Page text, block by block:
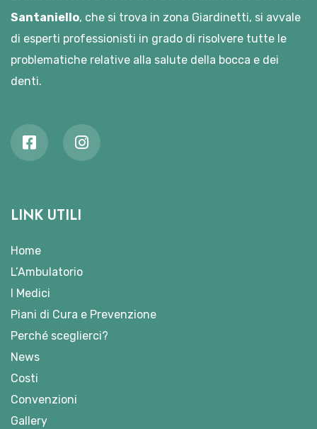
Santaniello, che si trova in zona Giardinetti, si avvale
di esperti professionisti in grado di risolvere tutte le
problematiche relative alla salute della bocca e dei
denti.
LINK UTILI
Home
L’Ambulatorio
I Medici
Piani di Cura e Prevenzione
Perché sceglierci?
News
Costi
Convenzioni
Gallery